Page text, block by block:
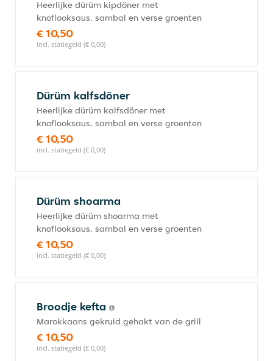
Heerlijke dürüm kipdöner met
knoflooksaus, sambal en verse groenten
€ 10,50
incl. statiegeld (€ 0,00)
Dürüm kalfsdöner
Heerlijke dürüm kalfsdöner met
knoflooksaus, sambal en verse groenten
€ 10,50
incl. statiegeld (€ 0,00)
Dürüm shoarma
Heerlijke dürüm shoarma met
knoflooksaus, sambal en verse groenten
€ 10,50
incl. statiegeld (€ 0,00)
Broodje kefta
Marokkaans gekruid gehakt van de grill
€ 10,50
incl. statiegeld (€ 0,00)